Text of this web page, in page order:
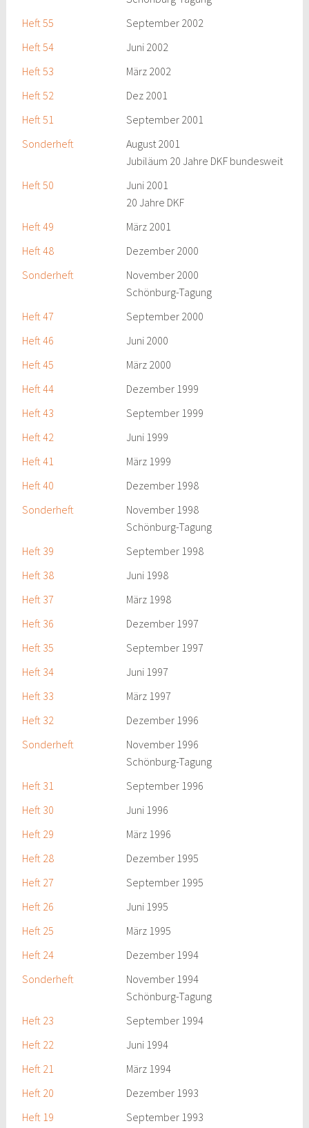
Heft 55
September 2002
Heft 54
Juni 2002
Heft 53
März 2002
Heft 52
Dez 2001
Heft 51
September 2001
Sonderheft
August 2001
Jubiläum 20 Jahre DKF bundesweit
Heft 50
Juni 2001
20 Jahre DKF
Heft 49
März 2001
Heft 48
Dezember 2000
Sonderheft
November 2000
Schönburg-Tagung
Heft 47
September 2000
Heft 46
Juni 2000
Heft 45
März 2000
Heft 44
Dezember 1999
Heft 43
September 1999
Heft 42
Juni 1999
Heft 41
März 1999
Heft 40
Dezember 1998
Sonderheft
November 1998
Schönburg-Tagung
Heft 39
September 1998
Heft 38
Juni 1998
Heft 37
März 1998
Heft 36
Dezember 1997
Heft 35
September 1997
Heft 34
Juni 1997
Heft 33
März 1997
Heft 32
Dezember 1996
Sonderheft
November 1996
Schönburg-Tagung
Heft 31
September 1996
Heft 30
Juni 1996
Heft 29
März 1996
Heft 28
Dezember 1995
Heft 27
September 1995
Heft 26
Juni 1995
Heft 25
März 1995
Heft 24
Dezember 1994
Sonderheft
November 1994
Schönburg-Tagung
Heft 23
September 1994
Heft 22
Juni 1994
Heft 21
März 1994
Heft 20
Dezember 1993
Heft 19
September 1993